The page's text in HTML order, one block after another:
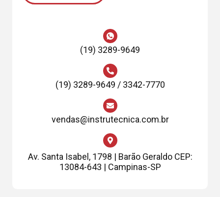
(19) 3289-9649
(19) 3289-9649 / 3342-7770
vendas@instrutecnica.com.br
Av. Santa Isabel, 1798 | Barão Geraldo CEP:
13084-643 | Campinas-SP